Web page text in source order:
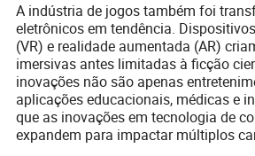
A indústria de jogos também foi
eletrônicos em tendência.
(VR) e realidade aumentada (AR)
imersivas antes limitadas à ficção
inovações não são apenas
aplicações educacionais, médicas e
que as inovações em tecnologia de
expandem para impactar múltiplos